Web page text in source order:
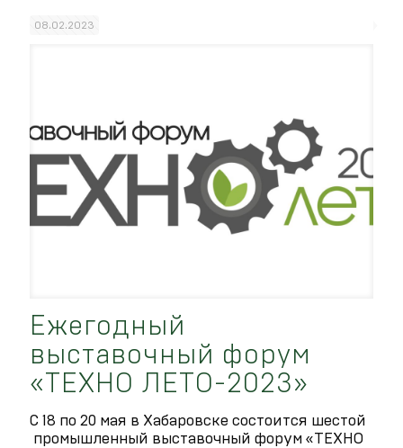
08.02.2023
Ежегодный
выставочный форум
«ТЕХНО ЛЕТО-2023»
С 18 по 20 мая в Хабаровске состоится шестой
промышленный выставочный форум «ТЕХНО